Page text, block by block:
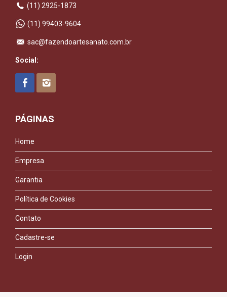
(11) 2925-1873
(11) 99403-9604
sac@fazendoartesanato.com.br
Social:
PÁGINAS
Home
Empresa
Garantia
Política de Cookies
Contato
Cadastre-se
Login